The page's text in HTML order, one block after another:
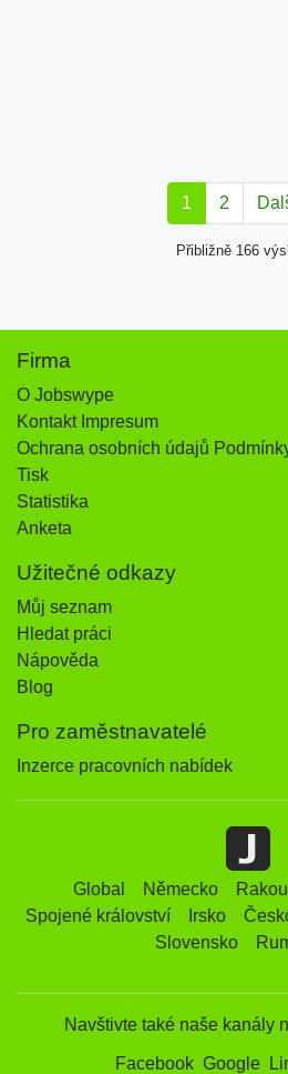
1 2
Přibližně 166
Firma
O Jobswype
Kontakt Impresum
Ochrana osobních údajů
Tisk
Statistika
Anketa
Užitečné odkazy
Můj seznam
Hledat práci
Nápověda
Blog
Pro zaměstnavatelé
Inzerce pracovních nabídek
Global Německo
Spojené království
Irsko
Slovensko
Navštivte také naše kanály
Facebook Google